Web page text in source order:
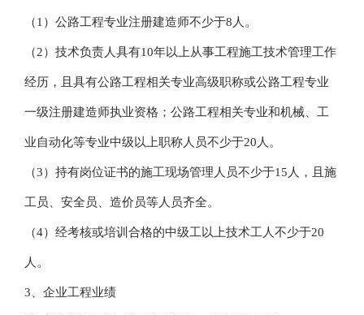
（1）公路工程专业注册建造师不少于8人。
（2）技术负责人具有10年以上从事工程施工技术管理工作
经历，且具有公路工程相关专业高级职称或公路工程专业
一级注册建造师执业资格；公路工程相关专业和机械、工
业自动化等专业中级以上职称人员不少于20人。
（3）持有岗位证书的施工现场管理人员不少于15人，且施
工员、安全员、造价员等人员齐全。
（4）经考核或培训合格的中级工以上技术工人不少于20
人。
3、企业工程业绩